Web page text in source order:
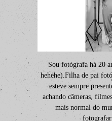
Sou fotógrafa há 20
hehehe).Filha de pai
esteve sempre
achando câmeras,
mais normal do
fotografar